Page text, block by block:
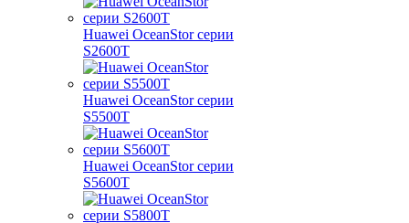
Huawei OceanStor серии
S2600T
Huawei OceanStor серии
S5500T
Huawei OceanStor серии
S5600T